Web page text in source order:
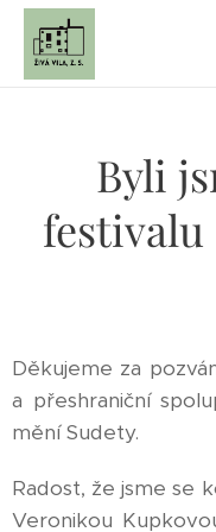
Byli
festivalu
Děkujeme za
a přeshraniční
mění Sudety.
Radost, že jsme se
Veronikou